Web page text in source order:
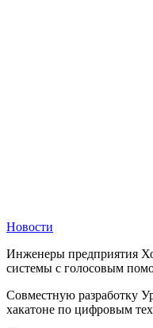
Новости
Инженеры предприятия
системы с голосовым
Совместную разработку
хакатоне по цифровым